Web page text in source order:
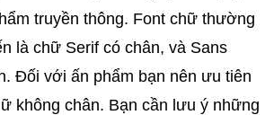
truyền thông. Font chữ thường
là chữ Serif có chân, và Sans
Đối với ấn phẩm bạn nên ưu tiên
không chân. Bạn cần lưu ý những